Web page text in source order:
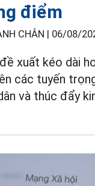
điểm
CHÂN | 06/08/
xuất kéo dài
các tuyến
và thúc đẩy